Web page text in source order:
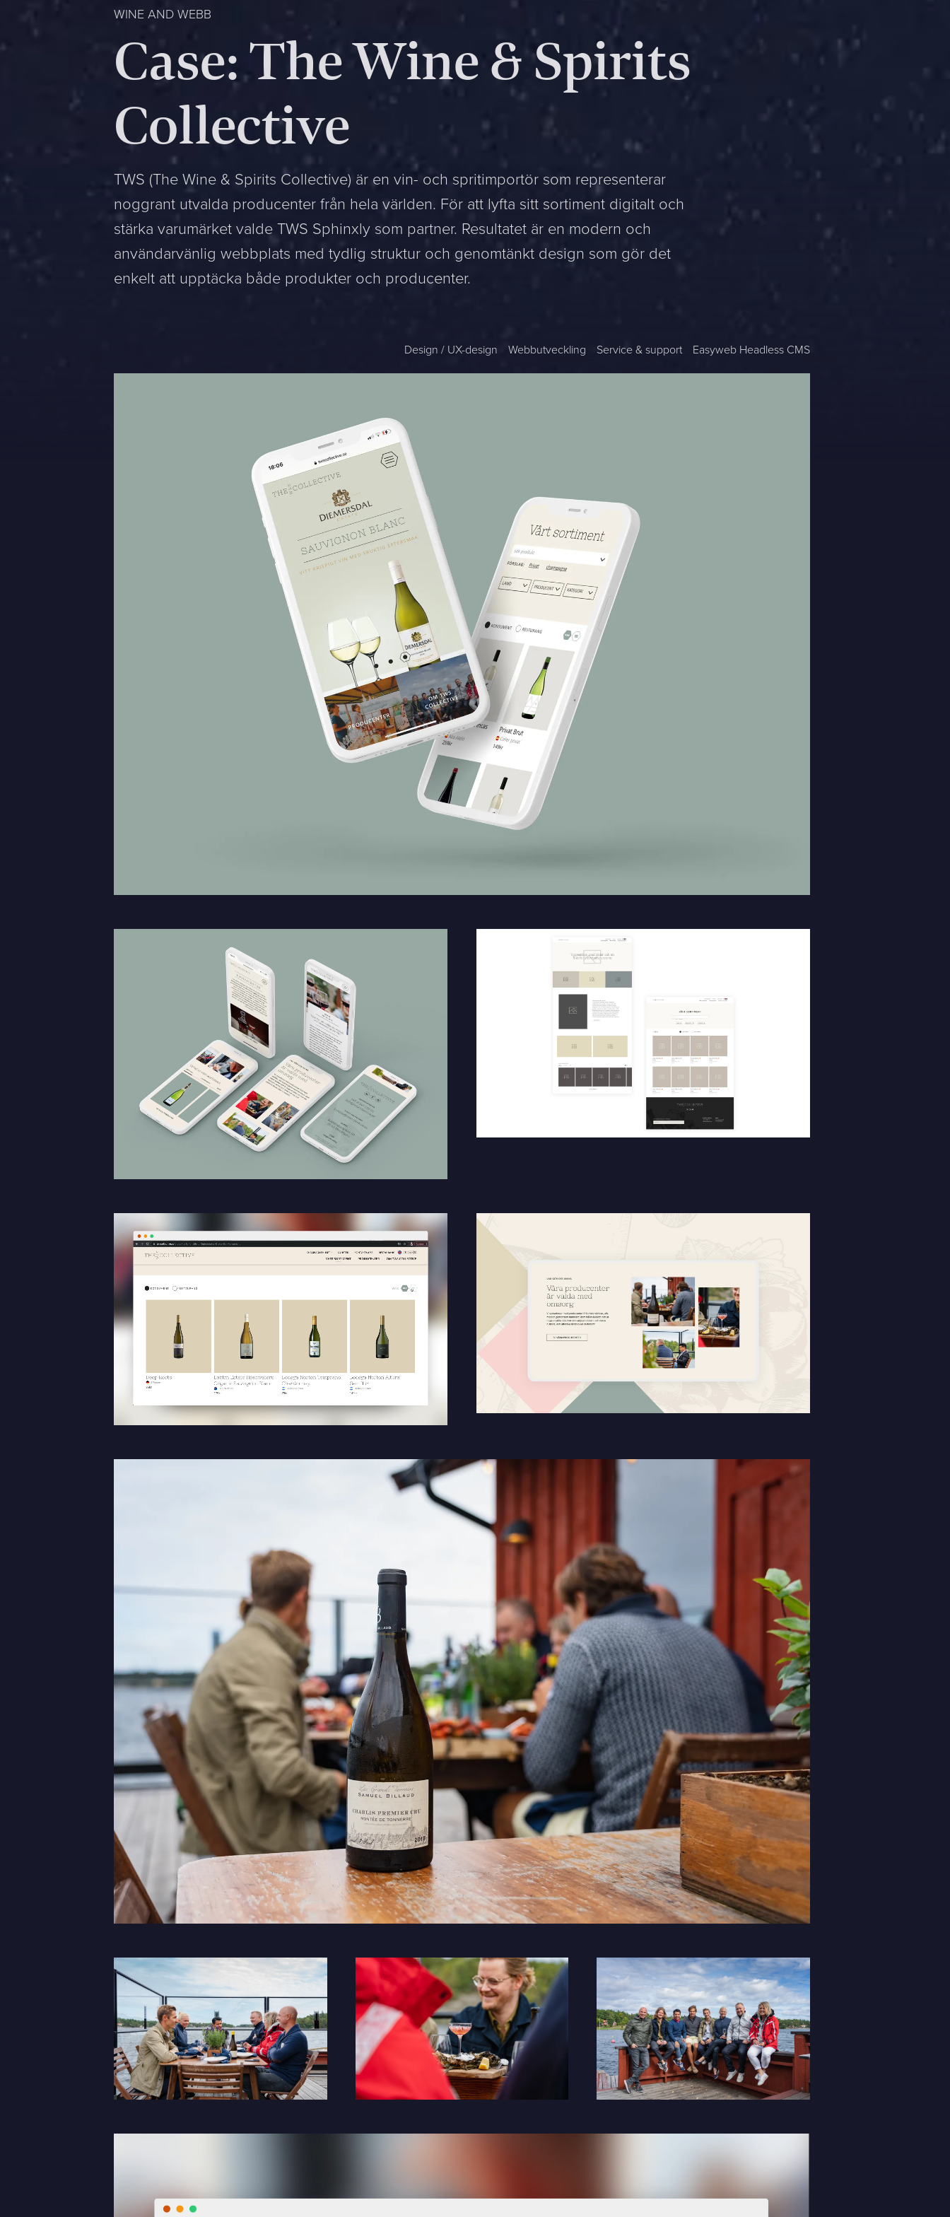
Kontakt
Berätta om er verksamhet, er vision och ert nuläge. Vi återkommer oftast redan samma dag
Jag vill...
Telefon *
Det är OK att Sphinxly använder mina uppgifter för att kontakta mig. (
Skicka meddelande
Befintlig kund? Support
Om oss / Kontaktpersoner
WINE AND WEBB
Case: The Wine & Spirits
Collective
TWS (The Wine & Spirits Collective) är en vin- och spritimportör som representerar
noggrant utvalda producenter från hela världen. För att lyfta sitt sortiment digitalt och
stärka varumärket valde TWS Sphinxly som partner. Resultatet är en modern och
användarvänlig webbplats med tydlig struktur och genomtänkt design som gör det
enkelt att upptäcka både produkter och producenter.
Design / UX-design Webbutveckling Service & support Easyweb Headless CMS